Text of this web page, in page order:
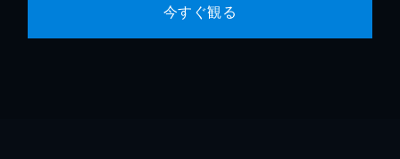
今すぐ観る